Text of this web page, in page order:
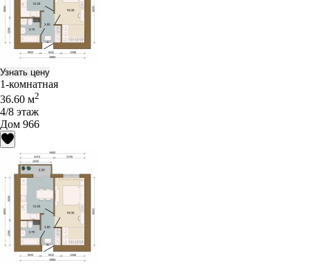
Узнать цену
1-комнатная
36.60 м2
4/8 этаж
Дом 966